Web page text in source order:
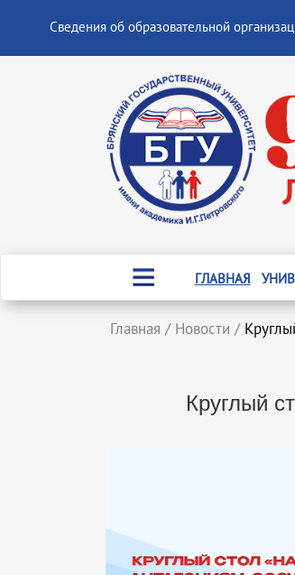
Сведения об образовательной
ГЛАВНАЯ
Главная / Новости /
Круглый